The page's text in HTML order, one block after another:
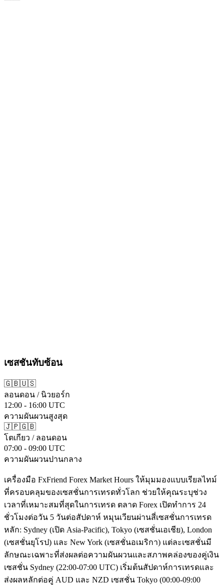
เซสชันทับซ้อน
🇬🇧🇺🇸
ลอนดอน / นิวยอร์ก
12:00 - 16:00 UTC
ความผันผวนสูงสุด
🇯🇵🇬🇧
โตเกียว / ลอนดอน
07:00 - 09:00 UTC
ความผันผวนปานกลาง
เครื่องมือ FxFriend Forex Market Hours ให้มุมมองแบบเรียลไทม์
ที่ครอบคลุมของเซสชั่นการเทรดทั่วโลก ช่วยให้คุณระบุช่วง
เวลาที่เหมาะสมที่สุดในการเทรด ตลาด Forex เปิดทำการ 24
ชั่วโมงต่อวัน 5 วันต่อสัปดาห์ หมุนเวียนผ่านสี่เซสชั่นการเทรด
หลัก: Sydney (เปิด Asia-Pacific), Tokyo (เซสชั่นเอเชีย), London
(เซสชั่นยุโรป) และ New York (เซสชั่นอเมริกา) แต่ละเซสชั่นมี
ลักษณะเฉพาะที่ส่งผลต่อความผันผวนและสภาพคล่องของคู่เงิน
เซสชั่น Sydney (22:00-07:00 UTC) เริ่มต้นสัปดาห์การเทรดและ
ส่งผลหลักต่อคู่ AUD และ NZD เซสชั่น Tokyo (00:00-09:00